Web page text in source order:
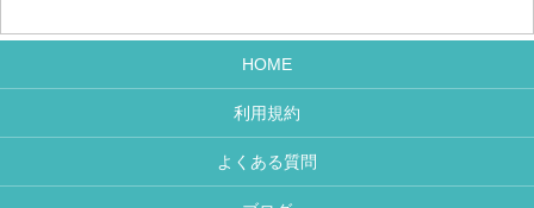
HOME
利用規約
よくある質問